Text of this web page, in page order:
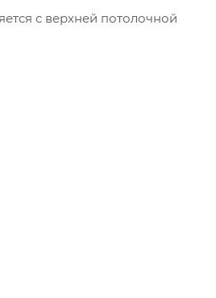
с верхней потолочной